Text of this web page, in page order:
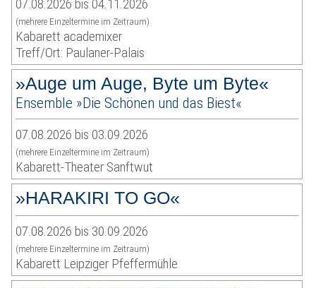
07.08.2026 bis 04.11.2026
(mehrere Einzeltermine im Zeitraum)
Kabarett academixer
Treff/Ort: Paulaner-Palais
»Auge um Auge, Byte um Byte«
Ensemble »Die Schönen und das Biest«
07.08.2026 bis 03.09.2026
(mehrere Einzeltermine im Zeitraum)
Kabarett-Theater Sanftwut
»HARAKIRI TO GO«
07.08.2026 bis 30.09.2026
(mehrere Einzeltermine im Zeitraum)
Kabarett Leipziger Pfeffermühle